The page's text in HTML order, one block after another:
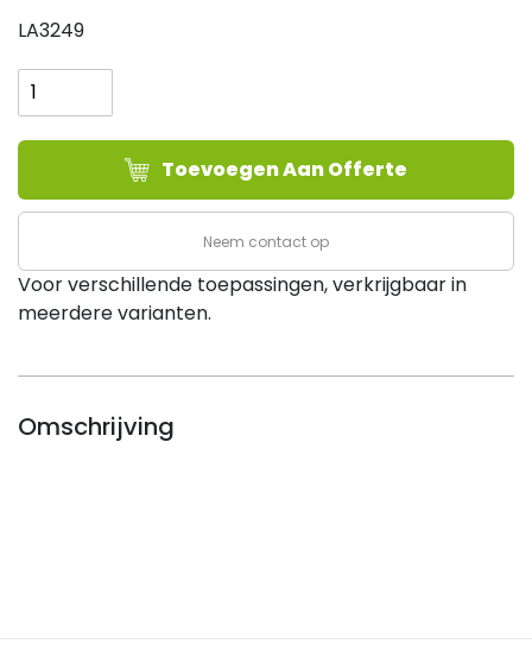
LA3249
flexibel
magnetisch
80x80
aantal
Toevoegen Aan Offerte
Neem contact op
Voor verschillende toepassingen, verkrijgbaar in
meerdere varianten.
Omschrijving